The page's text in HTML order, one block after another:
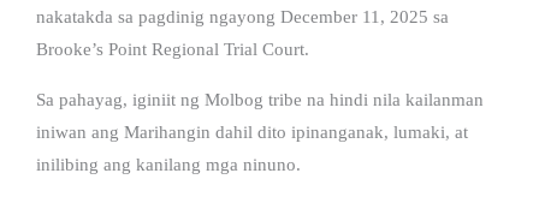
nakatakda sa pagdinig ngayong December 11, 2025 sa
Brooke’s Point Regional Trial Court.
Sa pahayag, iginiit ng Molbog tribe na hindi nila kailanman
iniwan ang Marihangin dahil dito ipinanganak, lumaki, at
inilibing ang kanilang mga ninuno.